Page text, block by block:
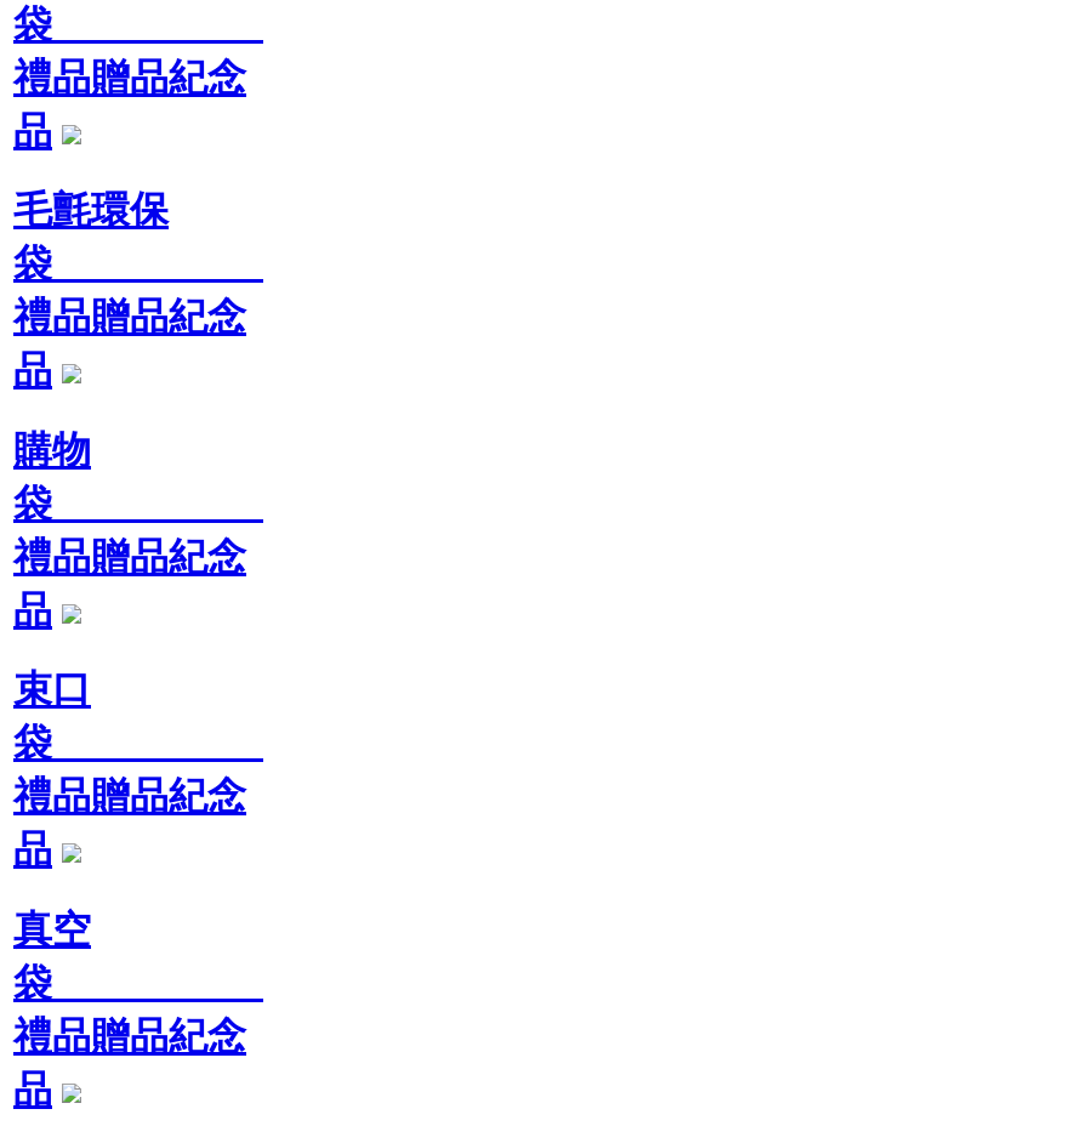
袋
禮品贈品紀念
品
毛氈環保
袋
禮品贈品紀念
品
購物
袋
禮品贈品紀念
品
束口
袋
禮品贈品紀念
品
真空
袋
禮品贈品紀念
品